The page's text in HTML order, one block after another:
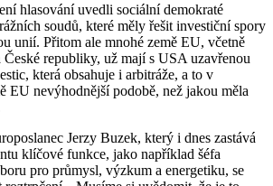
hlasování uvedli sociální demokraté
soudů, které měly řešit investiční spory
unií. Přitom ale mnohé země EU, včetně
republiky, už mají s USA uzavřenou
která obsahuje i arbitráže, a to v
EU nevýhodnější podobě, než jakou měla
Jerzy Buzek, který i dnes zastává
klíčové funkce, jako například šéfa
pro průmysl, výzkum a energetiku, se